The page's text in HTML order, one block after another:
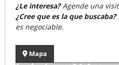
¿Le interesa?Agende una
¿Cree que es la que buscaba?
es negociable.
Mapa